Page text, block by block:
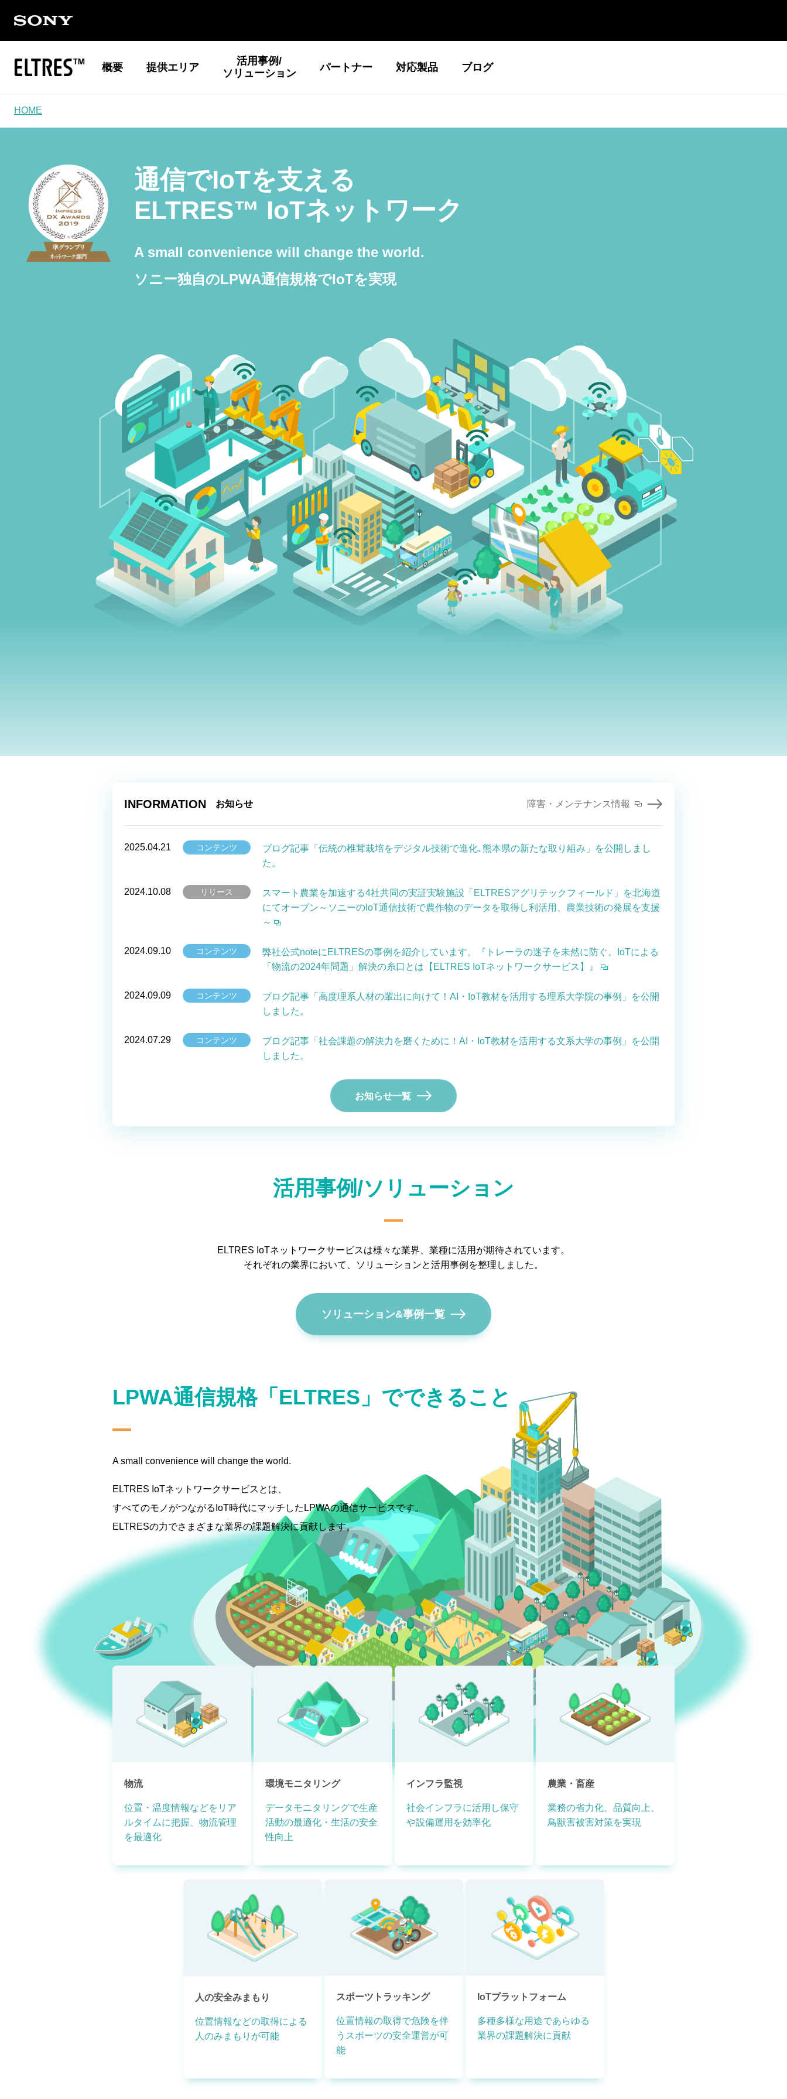
概要 提供エリア
活用事例/
ソリューション
パートナー 対応製品 ブログ
HOME
通信でIoTを支える
ELTRES™ IoTネットワーク
A small convenience will change the world.
ソニー独自のLPWA通信規格でIoTを実現
INFORMATION お知らせ 障害・メンテナンス情報
2025.04.21 コンテンツ
ブログ記事「伝統の椎茸栽培をデジタル技術で進化､熊本県の新たな取り組み」を公開しまし
た。
2024.10.08 リリース
スマート農業を加速する4社共同の実証実験施設「ELTRESアグリテックフィールド」を北海道
にてオープン～ソニーのIoT通信技術で農作物のデータを取得し利活用、農業技術の発展を支援
～
2024.09.10 コンテンツ
弊社公式noteにELTRESの事例を紹介しています。『トレーラの迷子を未然に防ぐ。IoTによる
「物流の2024年問題」解決の糸口とは【ELTRES IoTネットワークサービス】』
2024.09.09 コンテンツ
ブログ記事「高度理系人材の輩出に向けて！AI・IoT教材を活用する理系大学院の事例」を公開
しました。
2024.07.29 コンテンツ
ブログ記事「社会課題の解決力を磨くために！AI・IoT教材を活用する文系大学の事例」を公開
しました。
お知らせ一覧
活用事例/ソリューション
ELTRES IoTネットワークサービスは様々な業界、業種に活用が期待されています。
それぞれの業界において、ソリューションと活用事例を整理しました。
ソリューション&事例一覧
LPWA通信規格「ELTRES」でできること
A small convenience will change the world.
ELTRES IoTネットワークサービスとは、
すべてのモノがつながるIoT時代にマッチしたLPWAの通信サービスです。
ELTRESの力でさまざまな業界の課題解決に貢献します。
物流
位置・温度情報などをリア
ルタイムに把握、物流管理
を最適化
環境モニタリング
データモニタリングで生産
活動の最適化・生活の安全
性向上
インフラ監視
社会インフラに活用し保守
や設備運用を効率化
農業・畜産
業務の省力化、品質向上、
鳥獣害被害対策を実現
人の安全みまもり
位置情報などの取得による
人のみまもりが可能
スポーツトラッキング
位置情報の取得で危険を伴
うスポーツの安全運営が可
能
IoTプラットフォーム
多種多様な用途であらゆる
業界の課題解決に貢献